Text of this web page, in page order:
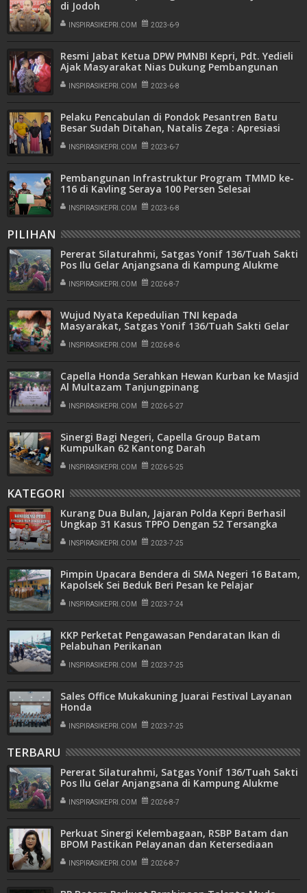
di Jodoh
INSPIRASIKEPRI.COM 2023-6-9
Resmi Jabat Ketua DPW PMNBI Kepri, Pdt. Yedieli
Ajak Masyarakat Nias Dukung Pembangunan
Kepri
INSPIRASIKEPRI.COM 2023-6-8
Pelaku Pencabulan di Pondok Pesantren Batu
Besar Sudah Ditahan, Natalis Zega : Apresiasi
Kepolisian dan Terus Kawal Kasus ini
INSPIRASIKEPRI.COM 2023-6-7
Pembangunan Infrastruktur Program TMMD ke-
116 di Kavling Seraya 100 Persen Selesai
INSPIRASIKEPRI.COM 2023-6-8
PILIHAN
Pererat Silaturahmi, Satgas Yonif 136/Tuah Sakti
Pos Ilu Gelar Anjangsana di Kampung Alukme
INSPIRASIKEPRI.COM 2026-8-7
Wujud Nyata Kepedulian TNI kepada
Masyarakat, Satgas Yonif 136/Tuah Sakti Gelar
Pengobatan Keliling di Kampung Kalome
INSPIRASIKEPRI.COM 2026-8-6
Capella Honda Serahkan Hewan Kurban ke Masjid
Al Multazam Tanjungpinang
INSPIRASIKEPRI.COM 2026-5-27
Sinergi Bagi Negeri, Capella Group Batam
Kumpulkan 62 Kantong Darah
INSPIRASIKEPRI.COM 2026-5-25
KATEGORI
Kurang Dua Bulan, Jajaran Polda Kepri Berhasil
Ungkap 31 Kasus TPPO Dengan 52 Tersangka
INSPIRASIKEPRI.COM 2023-7-25
Pimpin Upacara Bendera di SMA Negeri 16 Batam,
Kapolsek Sei Beduk Beri Pesan ke Pelajar
INSPIRASIKEPRI.COM 2023-7-24
KKP Perketat Pengawasan Pendaratan Ikan di
Pelabuhan Perikanan
INSPIRASIKEPRI.COM 2023-7-25
Sales Office Mukakuning Juarai Festival Layanan
Honda
INSPIRASIKEPRI.COM 2023-7-25
TERBARU
Pererat Silaturahmi, Satgas Yonif 136/Tuah Sakti
Pos Ilu Gelar Anjangsana di Kampung Alukme
INSPIRASIKEPRI.COM 2026-8-7
Perkuat Sinergi Kelembagaan, RSBP Batam dan
BPOM Pastikan Pelayanan dan Ketersediaan
Obat Aman
INSPIRASIKEPRI.COM 2026-8-7